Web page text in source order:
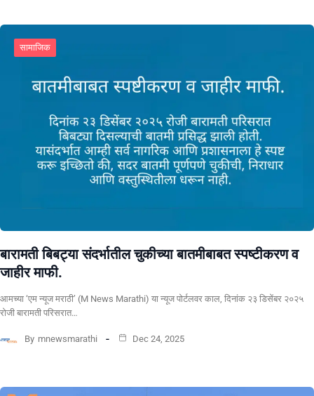
सामाजिक
बारामती बिबट्या संदर्भातील चुकीच्या बातमीबाबत स्पष्टीकरण व
जाहीर माफी.
आमच्या ‘एम न्यूज मराठी’ (M News Marathi) या न्यूज पोर्टलवर काल, दिनांक २३ डिसेंबर २०२५
रोजी बारामती परिसरात…
By mnewsmarathi Dec 24, 2025